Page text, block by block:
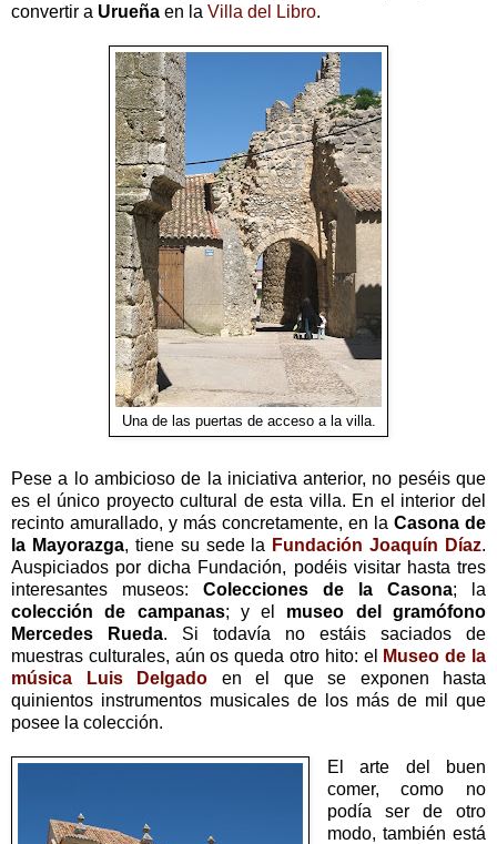
convertir a Urueña en la Villa del Libro.
Una de las puertas de acceso a la villa.
Pese a lo ambicioso de la iniciativa anterior, no peséis que
es el único proyecto cultural de esta villa. En el interior del
recinto amurallado, y más concretamente, en la Casona de
la Mayorazga, tiene su sede la Fundación Joaquín Díaz.
Auspiciados por dicha Fundación, podéis visitar hasta tres
interesantes museos: Colecciones de la Casona; la
colección de campanas; y el museo del gramófono
Mercedes Rueda. Si todavía no estáis saciados de
muestras culturales, aún os queda otro hito: el
Museo de la
música Luis Delgado en el que se exponen hasta
quinientos instrumentos musicales de los más de mil que
posee la colección.
El arte del buen
comer, como no
podía ser de otro
modo, también está